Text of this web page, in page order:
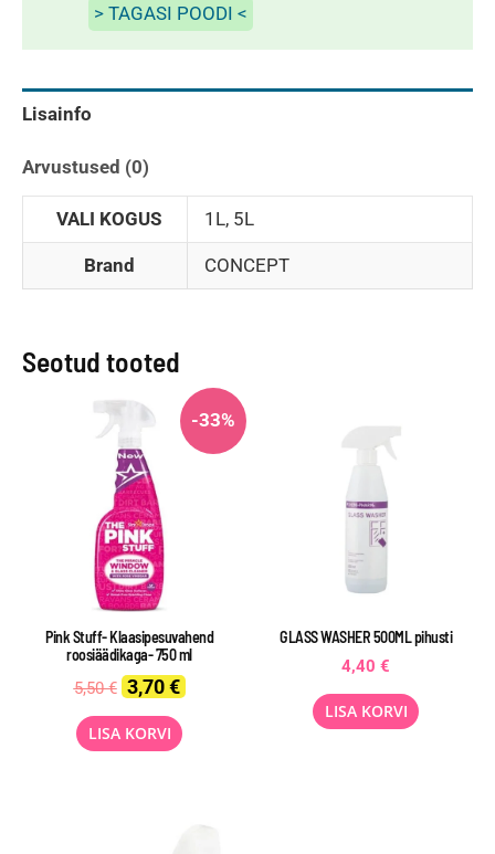
> TAGASI POODI <
Lisainfo
Arvustused (0)
VALI KOGUS 1L, 5L
Brand CONCEPT
Seotud tooted
-33%
Pink Stuff- Klaasipesuvahend
roosiäädikaga- 750 ml
5,50€ Original
price
was:
5,50 €.
3,70€ Current
LISA KORVI
GLASS WASHER 500ML pihusti
4,40 €
LISA KORVI